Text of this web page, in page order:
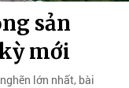
sản
mới
lớn nhất, bài